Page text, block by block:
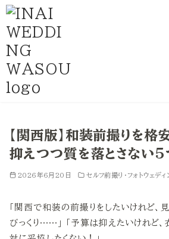
【関西版】和装前撮りを格
抑えつつ質を落とさない5
2026年6月20日 セルフ前撮り・フォトウェディ
「関西で和装の前撮りをしたいけれど、
びっくり……」 「予算は抑えたいけれど